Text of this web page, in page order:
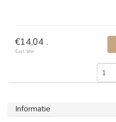
€14,04 .
Excl. btw
Informatie